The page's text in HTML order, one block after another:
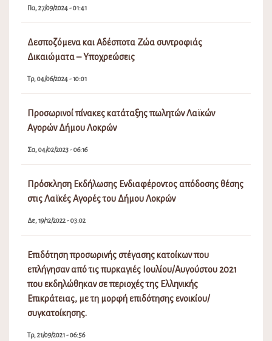
Πα, 27/09/2024 - 01:41
Δεσποζόμενα και Αδέσποτα Ζώα συντροφιάς
Δικαιώματα – Υποχρεώσεις
Τρ, 04/06/2024 - 10:01
Προσωρινοί πίνακες κατάταξης πωλητών Λαϊκών
Αγορών Δήμου Λοκρών
Σα, 04/02/2023 - 06:16
Πρόσκληση Εκδήλωσης Ενδιαφέροντος απόδοσης θέσης
στις Λαϊκές Αγορές του Δήμου Λοκρών
Δε, 19/12/2022 - 03:02
Επιδότηση προσωρινής στέγασης κατοίκων που
επλήγησαν από τις πυρκαγιές Ιουλίου/Αυγούστου 2021
που εκδηλώθηκαν σε περιοχές της Ελληνικής
Επικράτειας, με τη μορφή επιδότησης ενοικίου/
συγκατοίκησης.
Τρ, 21/09/2021 - 06:56